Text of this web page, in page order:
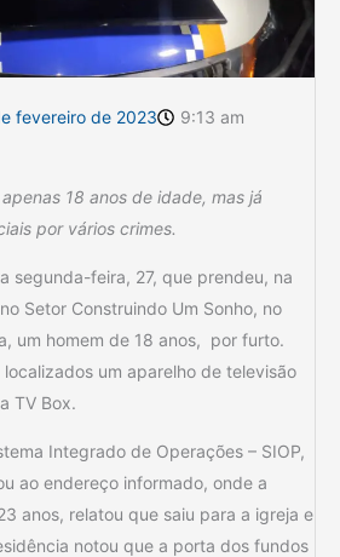
fevereiro de 2023 9:13 am
18 anos de idade, mas já
por vários crimes.
segunda-feira, 27, que prendeu, na
Setor Construindo Um Sonho, no
um homem de 18 anos, por furto.
um aparelho de televisão
TV Box.
Integrado de Operações – SIOP,
ao endereço informado, onde a
anos, relatou que saiu para a igreja e
notou que a porta dos fundos